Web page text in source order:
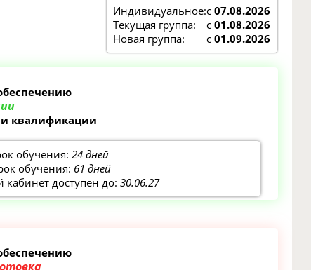
Индивидуальное:с07.08.2026
Текущая группа:
с01.08.2026
Новая группа:
с01.09.2026
квалификации
обучения:24 дней
обучения: 61 дней
доступен до:30.06.27